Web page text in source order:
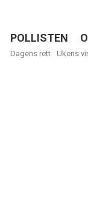
Menu
POLLISTEN
Dagens rett Ukens